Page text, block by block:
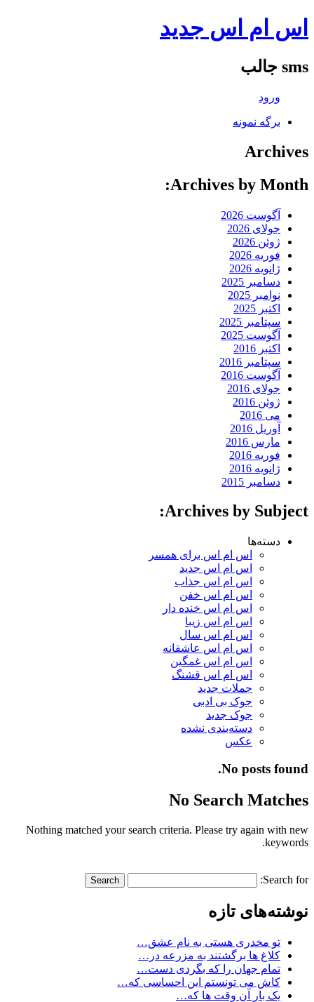
اس ام اس جدید
sms جالب
ورود
برگه نمونه
Archives
Archives by Month:
آگوست 2026
جولای 2026
ژوئن 2026
فوریه 2026
ژانویه 2026
دسامبر 2025
نوامبر 2025
اکتبر 2025
سپتامبر 2025
آگوست 2025
اکتبر 2016
سپتامبر 2016
آگوست 2016
جولای 2016
ژوئن 2016
می 2016
آوریل 2016
مارس 2016
فوریه 2016
ژانویه 2016
دسامبر 2015
Archives by Subject:
دسته‌ها
اس ام اس برای همسر
اس ام اس جدید
اس ام اس جذاب
اس ام اس خفن
اس ام اس خنده دار
اس ام اس زیبا
اس ام اس سال
اس ام اس عاشقانه
اس ام اس غمگین
اس ام اس قشنگ
جملات جدید
جوک بی ادبی
جوک جدید
دسته‌بندی نشده
عکس
No posts found.
No Search Matches
Nothing matched your search criteria. Please try again with new
keywords.
Search for:
نوشته‌های تازه
تو مخدری هستی به نام عشق…
کلاغ ها برگشتند به مزرعه در…
تمام جهان را که بگردی دست…
کاش می تونستم این احساسی که…
یک بار آن وقت ها که…